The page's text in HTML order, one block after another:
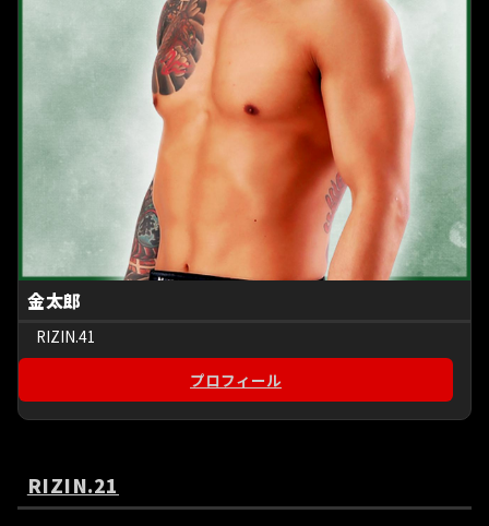
金太郎
RIZIN.41
プロフィール
RIZIN.21